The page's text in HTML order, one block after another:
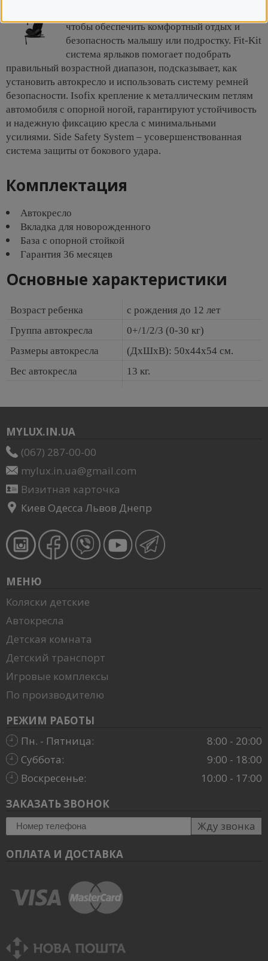
чтобы обеспечить комфортный отдых и
безопасность малышу или подростку. Fit-Kit
система ярлыков помогает подобрать
правильный возрастной диапазон, подсказывает, как
установить автокресло и использовать систему ремней
безопасности. Isofix крепление к металлическим петлям
автомобиля с опорной ногой, гарантируют устойчивость
и надежную фиксацию кресла с минимальными
усилиями. Side Safety System – усовершенствованная
система защиты от бокового удара.
Комплектация
Автокресло
Вкладка для новорожденного
База с опорной стойкой
Гарантия 36 месяцев
Основные характеристики
Возраст ребенка
с рождения до 12 лет
Группа автокресла
0+/1/2/3 (0-30 кг)
Размеры автокресла
(ДхШхВ): 50х44х54 см.
Вес автокресла
13 кг.
MYLUX.IN.UA
(067) 287-00-00
mylux.in.ua@gmail.com
Визитная карточка
Киев Одесса Львов Днепр
МЕНЮ
Коляски детские
Автокресла
Детская комната
Детский транспорт
Игровые комплексы
По производителю
РЕЖИМ РАБОТЫ
Пн. - Пятница:
8:00 - 20:00
Суббота:
9:00 - 18:00
Воскресенье:
10:00 - 17:00
ЗАКАЗАТЬ ЗВОНОК
Жду звонка
ОПЛАТА И ДОСТАВКА